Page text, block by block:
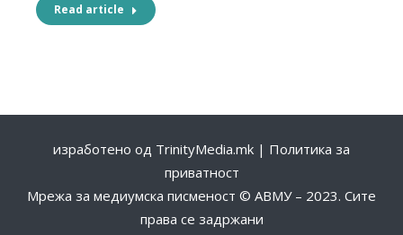
Read article
изработено од TrinityMedia.mk | Политика за
приватност
Мрежа за медиумска писменост © АВМУ – 2023. Сите
права се задржани